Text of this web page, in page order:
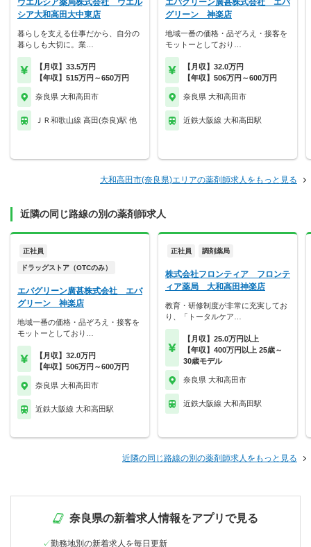
ウエルシア薬局株式会社 ウエル
シア大和高田大中東店
暮らしを支える仕事だから、自分の
暮らしも大切に。業…
【月収】33.5万円
【年収】515万円～650万円
奈良県 大和高田市
ＪＲ和歌山線 高田(奈良)駅 他
エバグリーン廣甚株式会社 エバ
グリーン 神楽店
地域一番の価格・品ぞろえ・接客を
モットーとしており…
【月収】32.0万円
【年収】506万円～600万円
奈良県 大和高田市
近鉄大阪線 大和高田駅
大和高田市(奈良県)エリアの薬剤師求人をもっと見る
近隣の同じ路線の別の薬剤師求人
正社員
ドラッグストア（OTCのみ）
エバグリーン廣甚株式会社 エバ
グリーン 神楽店
地域一番の価格・品ぞろえ・接客を
モットーとしており…
【月収】32.0万円
【年収】506万円～600万円
奈良県 大和高田市
近鉄大阪線 大和高田駅
正社員 調剤薬局
株式会社フロンティア フロンテ
ィア薬局 大和高田神楽店
教育・研修制度が非常に充実してお
り、「トータルケア…
【月収】25.0万円以上
【年収】400万円以上 25歳～
30歳モデル
奈良県 大和高田市
近鉄大阪線 大和高田駅
近隣の同じ路線の別の薬剤師求人をもっと見る
奈良県の新着求人情報をアプリで見る
勤務地別の新着求人を毎日更新